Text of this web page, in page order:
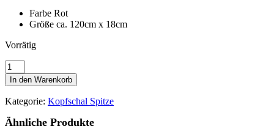
Farbe Rot
Größe ca. 120cm x 18cm
Vorrätig
066
Rot
Menge
In den Warenkorb
Kategorie: Kopfschal Spitze
Ähnliche Produkte